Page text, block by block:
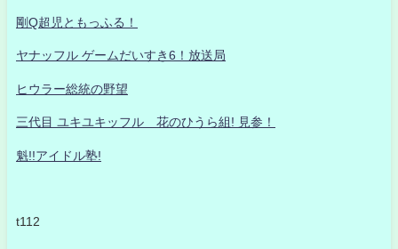
剛Q超児ともっふる！
ヤナッフル ゲームだいすき6！放送局
ヒウラー総統の野望
三代目 ユキユキッフル 花のひうら組! 見参！
魁!!アイドル塾!
t112